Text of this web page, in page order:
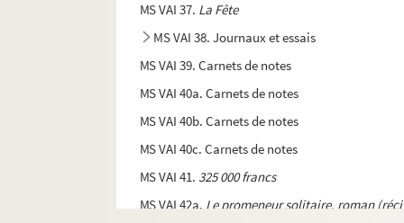
MS VAI 37. La Fête
MS VAI 38. Journaux et essais
MS VAI 39. Carnets de notes
MS VAI 40a. Carnets de notes
MS VAI 40b. Carnets de notes
MS VAI 40c. Carnets de notes
MS VAI 41. 325 000 francs
MS VAI 42a. Le promeneur solitaire, roman